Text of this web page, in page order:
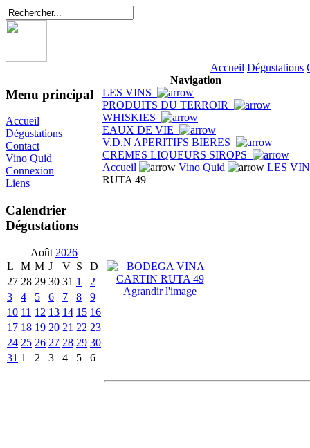
Accueil Dégustations
Menu principal
Accueil
Dégustations
Contact
Vino Quid
Connexion
Liens
Calendrier
Dégustations
Août 2026
L
M M J V S
D
27 28 29 30 31 1
2
3
4 5 6 7 8
9
10 11 12 13 14 15 16
17 18 19 20 21 22 23
24 25 26 27 28 29 30
31 1 2 3 4 5 6
Navigation
LES VINS
PRODUITS DU TERROIR
WHISKIES
EAUX DE VIE
V.D.N APERITIFS BIERES
CREMES LIQUEURS SIROPS
Accueil
Vino Quid
LES
RUTA 49
Agrandir l'image